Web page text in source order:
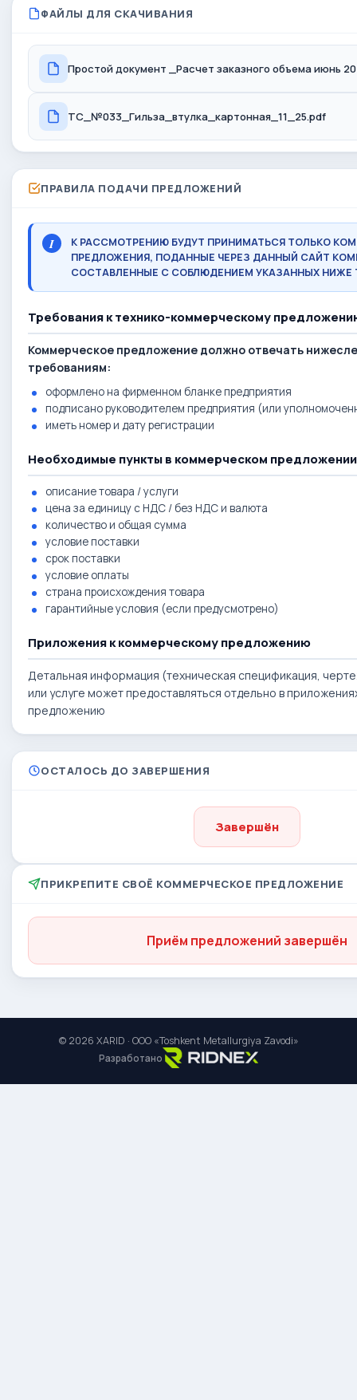
ФАЙЛЫ ДЛЯ СКАЧИВАНИЯ
ТС_№033_Гильза_втулка_картонная_11_25.pdf
ПРАВИЛА ПОДАЧИ ПРЕДЛОЖЕНИЙ
К РАССМОТРЕНИЮ БУДУТ ПРИНИМАТЬСЯ ТОЛЬКО
ПРЕДЛОЖЕНИЯ, ПОДАННЫЕ ЧЕРЕЗ ДАННЫЙ САЙТ
СОСТАВЛЕННЫЕ С СОБЛЮДЕНИЕМ УКАЗАННЫХ НИЖЕ
Требования к технико-коммерческому
Коммерческое предложение должно отвечать
требованиям:
оформлено на фирменном бланке предприятия
подписано руководителем предприятия (или
иметь номер и дату регистрации
Необходимые пункты в коммерческом предложении
описание товара / услуги
цена за единицу с НДС / без НДС и валюта
количество и общая сумма
условие поставки
срок поставки
условие оплаты
страна происхождения товара
гарантийные условия (если предусмотрено)
Приложения к коммерческому предложению
Детальная информация (техническая спецификация,
или услуге может предоставляться отдельно в
предложению
ОСТАЛОСЬ ДО ЗАВЕРШЕНИЯ
Завершён
ПРИКРЕПИТЕ СВОЁ КОММЕРЧЕСКОЕ ПРЕДЛОЖЕНИЕ
Приём предложений завершён
© 2026 XARID · ООО «Toshkent Metallurgiya Zavodi»
Разработано